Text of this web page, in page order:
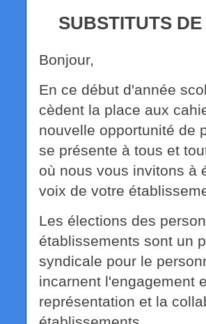
SUBSTITUTS
Bonjour,
En ce début d'année
cèdent la place aux
nouvelle opportunité de
se présente à tous et
où nous vous invitons à
voix de votre
Les élections des
établissements sont un
syndicale pour le
incarnent l'engagement
représentation et la